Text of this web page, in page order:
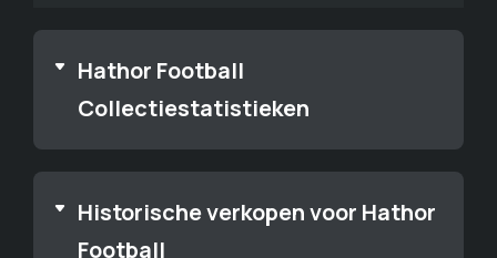
Hathor Football
Collectiestatistieken
Historische verkopen voor Hathor
Football